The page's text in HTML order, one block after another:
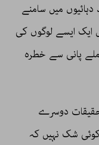
میں سامنے
ایک ایسے لوگوں کی
ملے پانی سے خطرہ
دوسرے
شک نہیں کہ